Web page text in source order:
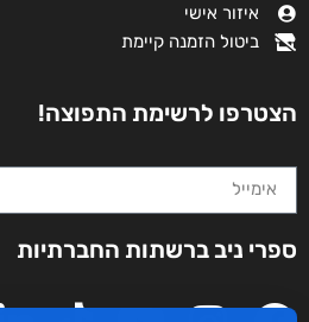
איזור אישי
ביטול הזמנה קיימת
הצטרפו לרשימת התפוצה!
ספרי ניב ברשתות החברתיות